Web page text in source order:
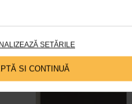
SETĂRILE
SI CONTINUĂ